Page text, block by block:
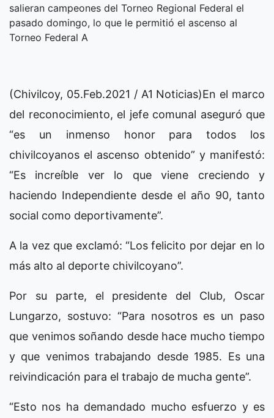
salieran campeones del Torneo Regional Federal el
pasado domingo, lo que le permitió el ascenso al
Torneo Federal A
(Chivilcoy, 05.Feb.2021 / A1 Noticias)En el marco
del reconocimiento, el jefe comunal aseguró que
“es un inmenso honor para todos los
chivilcoyanos el ascenso obtenido” y manifestó:
“Es increíble ver lo que viene creciendo y
haciendo Independiente desde el año 90, tanto
social como deportivamente”.
A la vez que exclamó: “Los felicito por dejar en lo
más alto al deporte chivilcoyano”.
Por su parte, el presidente del Club, Oscar
Lungarzo, sostuvo: “Para nosotros es un paso
que venimos soñando desde hace mucho tiempo
y que venimos trabajando desde 1985. Es una
reivindicación para el trabajo de mucha gente”.
“Esto nos ha demandado mucho esfuerzo y es